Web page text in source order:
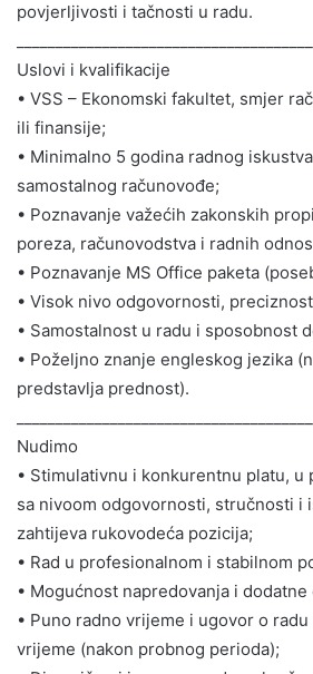
povjerljivosti i tačnosti u radu.
Uslovi i kvalifikacije
• VSS – Ekonomski fakultet, smjer
ili finansije;
• Minimalno 5 godina radnog
samostalnog računovođe;
• Poznavanje važećih zakonskih
poreza, računovodstva i radnih
• Poznavanje MS Office paketa
• Visok nivo odgovornosti,
• Samostalnost u radu i sposobnost
• Poželjno znanje engleskog jezika
predstavlja prednost).
Nudimo
• Stimulativnu i konkurentnu platu, u
sa nivoom odgovornosti, stručnosti i
zahtijeva rukovodeća pozicija;
• Rad u profesionalnom i stabilnom
• Mogućnost napredovanja i dodatne
• Puno radno vrijeme i ugovor o
vrijeme (nakon probnog perioda);